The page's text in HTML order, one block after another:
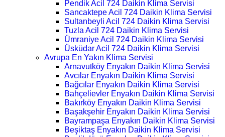
Pendik Acil 724 Daikin Klima Servisi
Sancaktepe Acil 724 Daikin Klima Servisi
Sultanbeyli Acil 724 Daikin Klima Servisi
Tuzla Acil 724 Daikin Klima Servisi
Ümraniye Acil 724 Daikin Klima Servisi
Üsküdar Acil 724 Daikin Klima Servisi
Avrupa En Yakın Klima Servisi
Arnavutköy Enyakın Daikin Klima Servisi
Avcılar Enyakın Daikin Klima Servisi
Bağcılar Enyakın Daikin Klima Servisi
Bahçelievler Enyakın Daikin Klima Servisi
Bakırköy Enyakın Daikin Klima Servisi
Başakşehir Enyakın Daikin Klima Servisi
Bayrampaşa Enyakın Daikin Klima Servisi
Beşiktaş Enyakın Daikin Klima Servisi